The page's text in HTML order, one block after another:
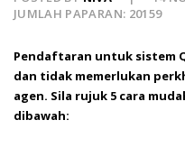
JUMLAH PAPARAN: 20159
Pendaftaran untuk sistem
dan tidak memerlukan
agen. Sila rujuk 5 cara
dibawah: